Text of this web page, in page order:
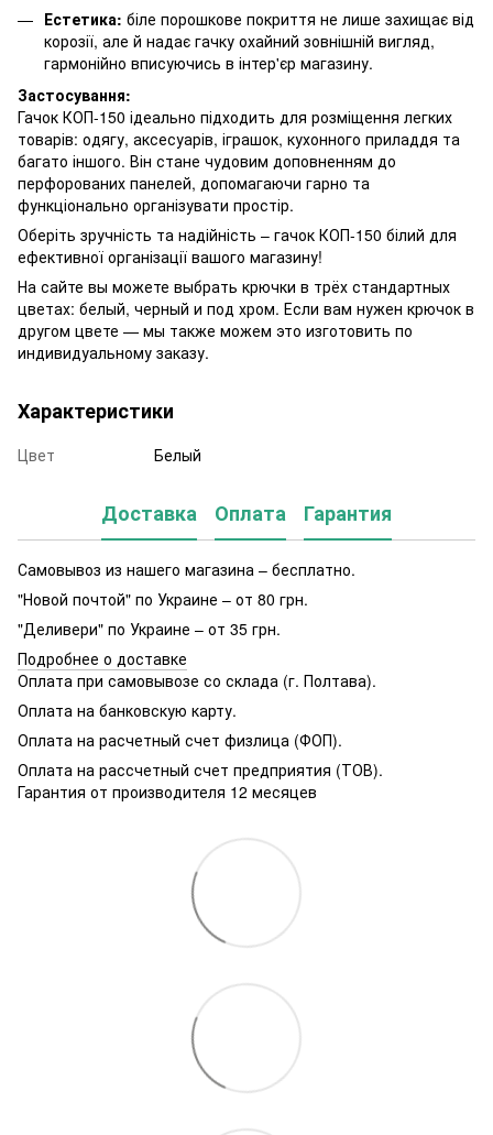
Естетика: біле порошкове покриття не лише захищає від
корозії, але й надає гачку охайний зовнішній вигляд,
гармонійно вписуючись в інтер'єр магазину.
Застосування:
Гачок КОП-150 ідеально підходить для розміщення легких
товарів: одягу, аксесуарів, іграшок, кухонного приладдя та
багато іншого. Він стане чудовим доповненням до
перфорованих панелей, допомагаючи гарно та
функціонально організувати простір.
Оберіть зручність та надійність – гачок КОП-150 білий для
ефективної організації вашого магазину!
На сайте вы можете выбрать крючки в трёх стандартных
цветах: белый, черный и под хром. Если вам нужен крючок в
другом цвете — мы также можем это изготовить по
индивидуальному заказу.
Характеристики
Цвет Белый
Доставка Оплата Гарантия
Самовывоз из нашего магазина – бесплатно.
"Новой почтой" по Украине – от 80 грн.
"Деливери" по Украине – от 35 грн.
Подробнее о доставке
Оплата при самовывозе со склада (г. Полтава).
Оплата на банковскую карту.
Оплата на расчетный счет физлица (ФОП).
Оплата на рассчетный счет предприятия (ТОВ).
Гарантия от производителя 12 месяцев